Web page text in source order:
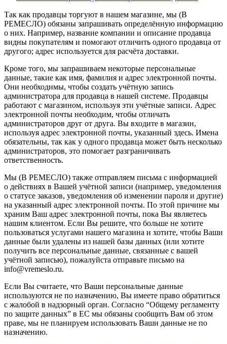
Так как продавцы торгуют в нашем магазине, мы (В
РЕМЕСЛО) обязаны запрашивать определённую информацию
о них. Например, название компании и описание продавца
видны покупателям и помогают отличить одного продавца от
другого; адрес используется для расчёта доставки.
Кроме того, мы запрашиваем некоторые персональные
данные, такие как имя, фамилия и адрес электронной почты.
Они необходимы, чтобы создать учётную запись
администратора для продавца в нашей системе. Продавцы
работают с магазином, используя эти учётные записи. Адрес
электронной почты необходим, чтобы отличать
администраторов друг от друга. Вы входите в магазин,
используя адрес электронной почты, указанный здесь. Имена
обязательны, так как у одного продавца может быть несколько
администраторов, это помогает разграничивать
ответственность.
Мы (В РЕМЕСЛО) также отправляем письма с информацией
о действиях в Вашей учётной записи (например, уведомления
о статусе заказов, уведомления об изменении пароля и другие)
на указанный адрес электронной почты. По этой причине мы
храним Ваш адрес электронной почты, пока Вы являетесь
нашим клиентом. Если Вы решите, что больше не хотите
пользоваться услугами нашего магазина и хотите, чтобы Ваши
данные были удалены из нашей базы данных (или хотите
получить все персональные данные, связанные с вашей
учётной записью), пожалуйста отправьте письмо на
info@vremeslo.ru.
Если Вы считаете, что Ваши персональные данные
используются не по назначению, Вы имеете право обратиться
с жалобой в надзорный орган. Согласно “Общему регламенту
по защите данных” в ЕС мы обязаны сообщить Вам об этом
праве, мы не планируем использовать Ваши данные не по
назначению.